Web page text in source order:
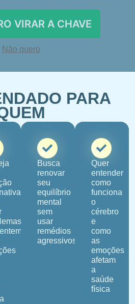
VIRAR A CHAVE
Não quero
PARA
Busca
renovar
seu
equilíbrio
mental
sem
usar
remédios
agressivos
Quer
entender
como
funciona
o
cérebro
e
como
as
emoções
afetam
a
saúde
física